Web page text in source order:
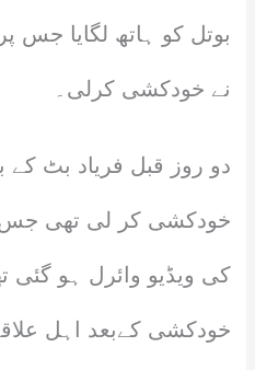
بوتل کو ہاتھ لگایا جس
نے خودکشی کرلی۔
دو روز قبل فریاد بٹ کے
خودکشی کر لی تھی جس
کی ویڈیو وائرل ہو گئی
خودکشی کےبعد اہل